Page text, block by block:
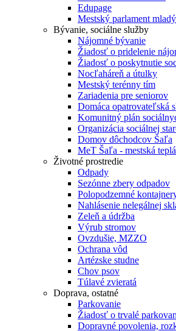
Edupage
Mestský parlament
Bývanie, sociálne služby
Nájomné bývanie
Žiadosť o pridelenie
Žiadosť o poskytnutie
Nocľaháreň a útulky
Mestský terénny tím
Zariadenia pre seniorov
Domáca opatrovateľská
Komunitný plán
Organizácia sociálnej
Domov dôchodcov Šaľa
MeT Šaľa - mestská
Životné prostredie
Odpady
Sezónne zbery odpadov
Polopodzemné
Nahlásenie nelegálnej
Zeleň a údržba
Výrub stromov
Ovzdušie, MZZO
Ochrana vôd
Artézske studne
Chov psov
Túlavé zvieratá
Doprava, ostatné
Parkovanie
Žiadosť o trvalé
Dopravné povolenia,